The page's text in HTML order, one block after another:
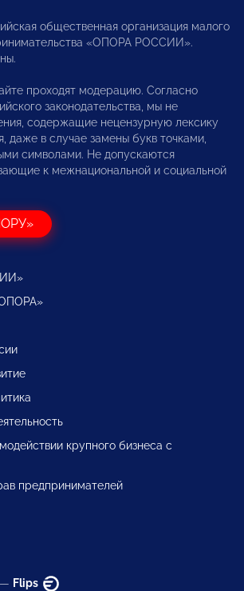
общественная организация малого
«ОПОРА РОССИИ».
проходят модерацию. Согласно
законодательства, мы не
содержащие нецензурную лексику
даже в случае замены букв точками,
символами. Не допускаются
к межнациональной и социальной
крупного бизнеса с
предпринимателей
— Flips